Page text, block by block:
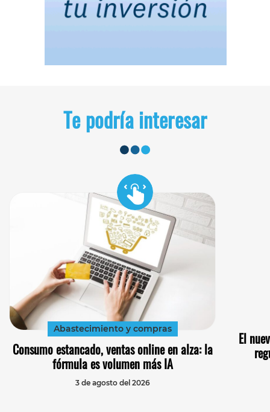
Te podría interesar
Abastecimiento y compras
Consumo estancado, ventas online en alza: la
fórmula es volumen más IA
3 de agosto del 2026
El